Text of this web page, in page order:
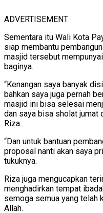
ADVERTISEMENT
Sementara itu Wali Kota
siap membantu
masjid tersebut
baginya.
“Kenangan saya banyak
bahkan saya juga pernah
masjid ini bisa selesai
dan saya bisa sholat jumat
Riza.
“Dan untuk bantuan
proposal nanti akan saya
tukuknya.
Riza juga mengucapkan
menghadirkan tempat
semoga semua yang telah
Allah.